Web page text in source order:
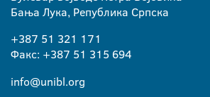
Бања Лука, Република Српска
+387 51 321 171
Факс: +387 51 315 694
info@unibl.org